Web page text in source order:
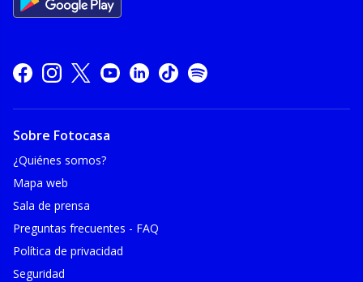
Sobre Fotocasa
¿Quiénes somos?
Mapa web
Sala de prensa
Preguntas frecuentes - FAQ
Política de privacidad
Seguridad